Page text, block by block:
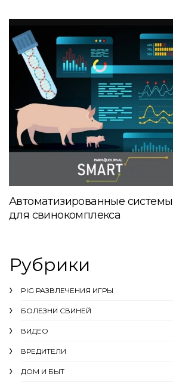
Автоматизированные
для свинокомплекса
Рубрики
PIG РАЗВЛЕЧЕНИЯ ИГРЫ
БОЛЕЗНИ СВИНЕЙ
ВИДЕО
ВРЕДИТЕЛИ
ДОМ И БЫТ